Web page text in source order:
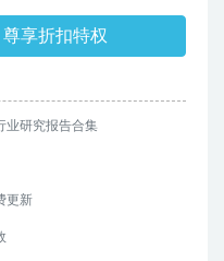
享折扣特权
业研究报告合集
更新